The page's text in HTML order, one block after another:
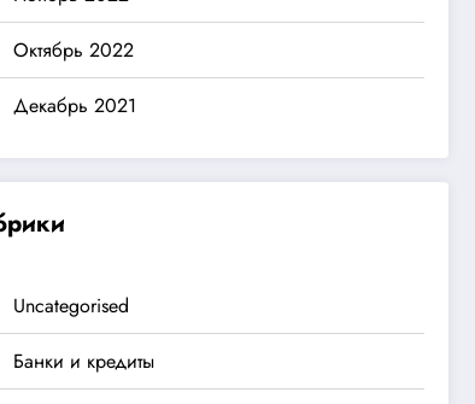
Октябрь 2022
Декабрь 2021
Uncategorised
Банки и кредиты